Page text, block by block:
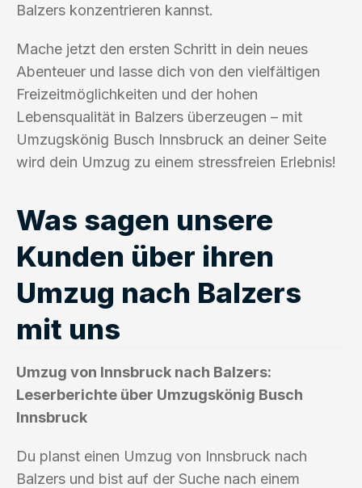
Balzers konzentrieren kannst.
Mache jetzt den ersten Schritt in dein neues
Abenteuer und lasse dich von den vielfältigen
Freizeitmöglichkeiten und der hohen
Lebensqualität in Balzers überzeugen – mit
Umzugskönig Busch Innsbruck an deiner Seite
wird dein Umzug zu einem stressfreien Erlebnis!
Was sagen unsere
Kunden über ihren
Umzug nach Balzers
mit uns
Umzug von Innsbruck nach Balzers:
Leserberichte über Umzugskönig Busch
Innsbruck
Du planst einen Umzug von Innsbruck nach
Balzers und bist auf der Suche nach einem